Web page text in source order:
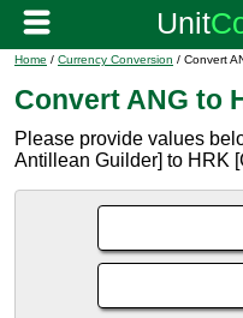
Home / Currency Conversion / Convert
Convert ANG to
Please provide values
Antillean Guilder] to HRK